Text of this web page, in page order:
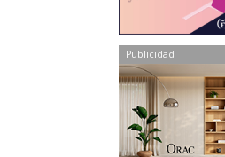
Publicidad